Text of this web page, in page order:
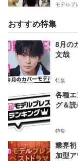
モデルプ
おすすめ特集
8月の
文哉
特集
各種
グ＆
特集
業界
加型